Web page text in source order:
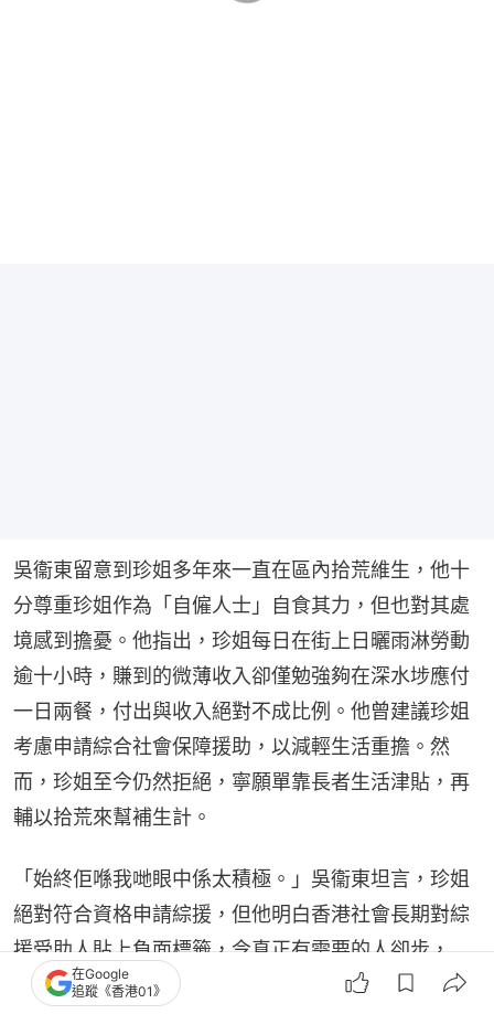
吳衞東留意到珍姐多年來一直在區內拾荒維生，他十
分尊重珍姐作為「自僱人士」自食其力，但也對其處
境感到擔憂。他指出，珍姐每日在街上日曬雨淋勞動
逾十小時，賺到的微薄收入卻僅勉強夠在深水埗應付
一日兩餐，付出與收入絕對不成比例。他曾建議珍姐
考慮申請綜合社會保障援助，以減輕生活重擔。然
而，珍姐至今仍然拒絕，寧願單靠長者生活津貼，再
輔以拾荒來幫補生計。
「始終佢喺我哋眼中係太積極。」吳衞東坦言，珍姐
絕對符合資格申請綜援，但他明白香港社會長期對綜
援受助人貼上負面標籤，令真正有需要的人卻步，
「我印象在二十年前，有些政府代表說過，『綜援是
在Google
追蹤《香港01》